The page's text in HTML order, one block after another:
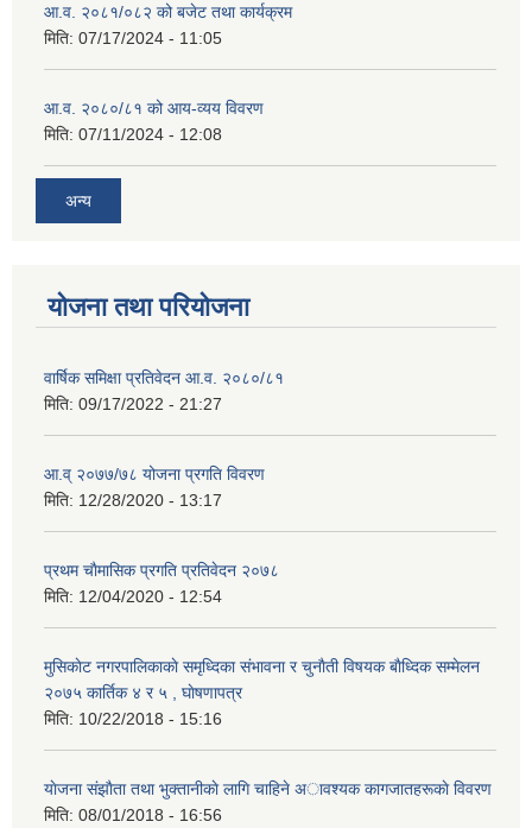
आ.व. २०८१/०८२ को बजेट तथा कार्यक्रम
मिति: 07/17/2024 - 11:05
आ.व. २०८०/८१ को आय-व्यय विवरण
मिति: 07/11/2024 - 12:08
अन्य
योजना तथा परियोजना
वार्षिक समिक्षा प्रतिवेदन आ.व. २०८०/८१
मिति: 09/17/2022 - 21:27
आ.व् २०७७/७८ योजना प्रगति विवरण
मिति: 12/28/2020 - 13:17
प्रथम चाैमासिक प्रगति प्रतिवेदन २०७८
मिति: 12/04/2020 - 12:54
मुसिकाेट नगरपालिकाकाे समृध्दिका संभावना र चुनाैती विषयक बाैध्दिक सम्मेलन
२०७५ कार्तिक ४ र ५ , घाेषणापत्र
मिति: 10/22/2018 - 15:16
याेजना संझाैता तथा भुक्तानीकाे लागि चाहिने अावश्यक कागजातहरूकाे विवरण
मिति: 08/01/2018 - 16:56